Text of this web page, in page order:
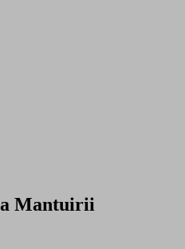
Mantuirii